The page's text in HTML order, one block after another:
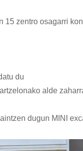
zentro osagarri
du
alde
dugun MINI